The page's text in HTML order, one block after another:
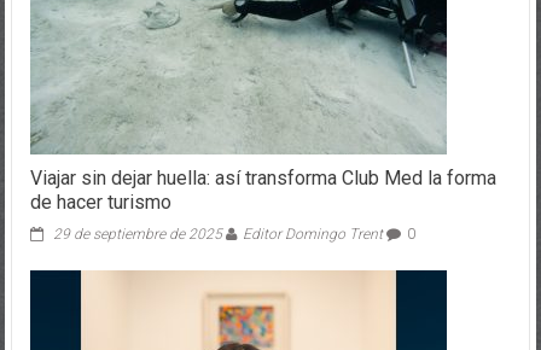
Viajar sin dejar huella: así transforma Club Med la forma
de hacer turismo
29 de septiembre de 2025 Editor Domingo Trent 0